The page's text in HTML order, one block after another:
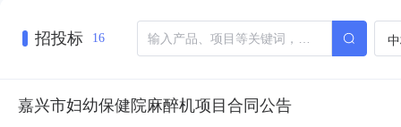
招投标 16
嘉兴市妇幼保健院麻醉机项目合同公告